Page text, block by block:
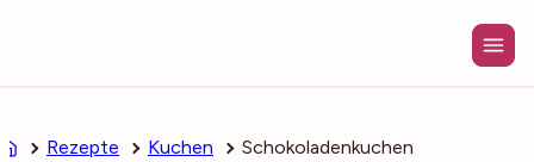
Rezepte Kuchen Schokoladenkuchen